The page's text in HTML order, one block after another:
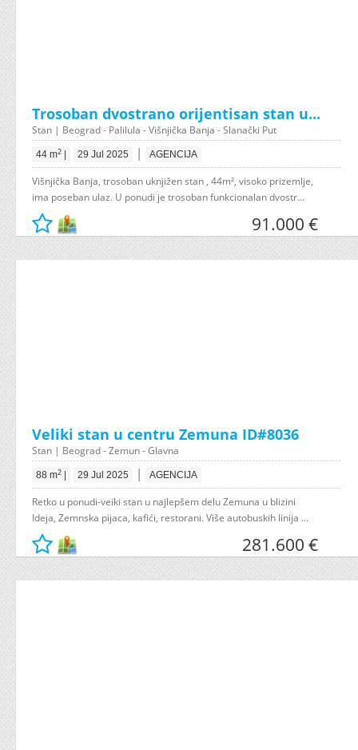
Trosoban dvostrano orijentisan stan u...
Stan | Beograd - Palilula - Višnjička Banja - Slanački Put
44 m2 29 Jul 2025 | AGENCIJA
Višnjička Banja, trosoban uknjižen stan , 44m², visoko prizemlje,
ima poseban ulaz. U ponudi je trosoban funkcionalan dvostr...
91.000 €
Veliki stan u centru Zemuna ID#8036
Stan | Beograd - Zemun - Glavna
88 m2 29 Jul 2025 | AGENCIJA
Retko u ponudi-veiki stan u najlepšem delu Zemuna u blizini
Ideja, Zemnska pijaca, kafići, restorani. Više autobuskih linija ...
281.600 €